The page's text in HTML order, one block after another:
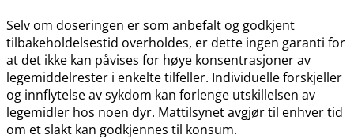
Selv om doseringen er som anbefalt og godkjent
tilbakeholdelsestid overholdes, er dette ingen garanti for
at det ikke kan påvises for høye konsentrasjoner av
legemiddelrester i enkelte tilfeller. Individuelle forskjeller
og innflytelse av sykdom kan forlenge utskillelsen av
legemidler hos noen dyr. Mattilsynet avgjør til enhver tid
om et slakt kan godkjennes til konsum.